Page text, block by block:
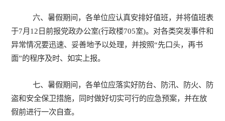
六、暑假期间，各单位应认真安排好值班，并将值班表
于7月12日前报党政办公室(行政楼705室)。对各类突发事件和
异常情况要迅速、妥善地予以处理，并按照“先口头，再书
面”的程序及时、如实上报。
七、暑假期间，各单位应落实好防台、防汛、防火、防
盗和安全保卫措施，同时做好切实可行的应急预案，并在放
假前进行一次自查。